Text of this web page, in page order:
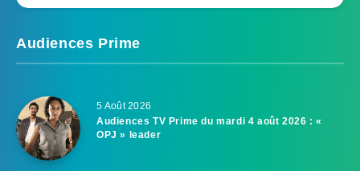
Audiences Prime
5 Août 2026
Audiences TV Prime du mardi 4 août 2026 : «
OPJ » leader